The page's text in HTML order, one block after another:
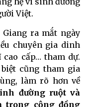
Việt.
Giang ra mắt ngày
chuyên gia dinh
cao cấp… tham dự.
cũng tham gia
làm rõ hơn về
đường ruột và
trong cộng đồng